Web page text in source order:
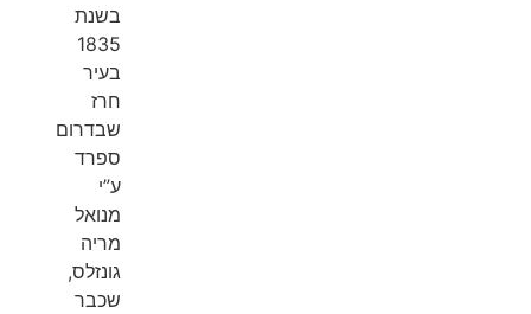
בשנת
1835
בעיר
חרז
שבדרום
ספרד
ע”י
מנואל
מריה
גונזלס,
שכבר